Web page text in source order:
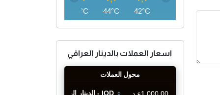
42°C
44°C
46°C
اسعار العملات بالدينار العراقي